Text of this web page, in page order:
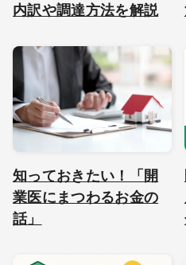
内訳や調達方法を解説
知っておきたい！「開
業医にまつわるお金の
話」